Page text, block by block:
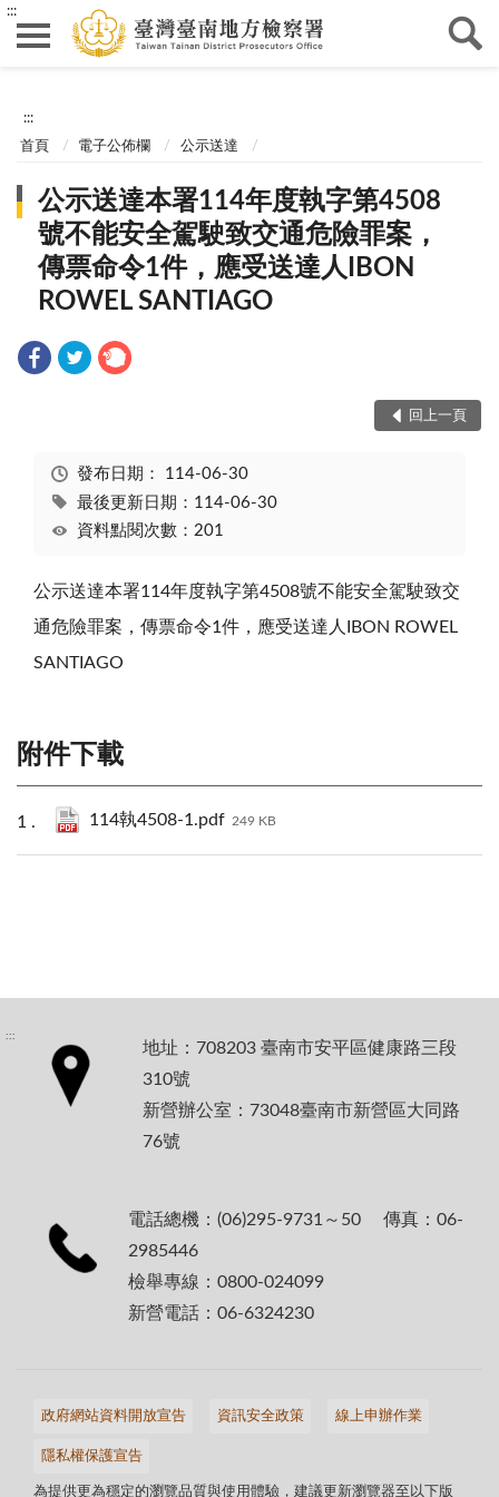
:::
:::
首頁 電子公佈欄 公示送達
公示送達本署114年度執字第4508
號不能安全駕駛致交通危險罪案，
傳票命令1件，應受送達人IBON
ROWEL SANTIAGO
回上一頁
發布日期： 114-06-30
最後更新日期：114-06-30
資料點閱次數：201
公示送達本署114年度執字第4508號不能安全駕駛致交
通危險罪案，傳票命令1件，應受送達人IBON ROWEL
SANTIAGO
附件下載
114執4508-1.pdf 249 KB
:::
地址：708203 臺南市安平區健康路三段
310號
新營辦公室：73048臺南市新營區大同路
76號
電話總機：(06)295-9731～50 傳真：06-
2985446
檢舉專線：0800-024099
新營電話：06-6324230
政府網站資料開放宣告 資訊安全政策 線上申辦作業
隱私權保護宣告
為提供更為穩定的瀏覽品質與使用體驗，建議更新瀏覽器至以下版